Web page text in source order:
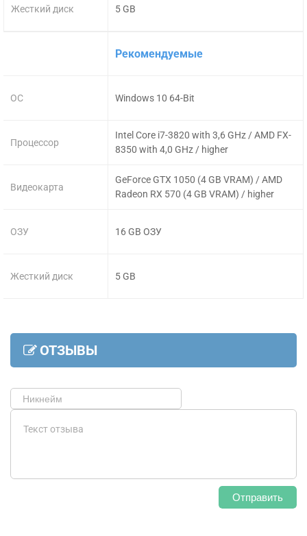
Жесткий диск 5 GB
ОС
Процессор
Видеокарта
ОЗУ
Жесткий диск
Рекомендуемые
Windows 10 64-Bit
Intel Core i7-3820 with 3,6 GHz / AMD FX-
8350 with 4,0 GHz / higher
GeForce GTX 1050 (4 GB VRAM) / AMD
Radeon RX 570 (4 GB VRAM) / higher
16 GB ОЗУ
5 GB
ОТЗЫВЫ
Отправить